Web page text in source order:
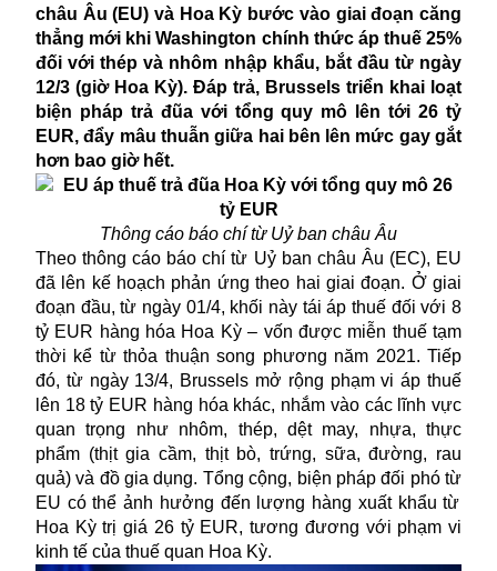
châu Âu (EU) và Hoa Kỳ bước vào giai đoạn căng
thẳng mới khi Washington chính thức áp thuế 25%
đối với thép và nhôm nhập khẩu, bắt đầu từ ngày
12/3 (giờ Hoa Kỳ). Đáp trả, Brussels triển khai loạt
biện pháp trả đũa với tổng quy mô lên tới 26 tỷ
EUR, đẩy mâu thuẫn giữa hai bên lên mức gay gắt
hơn bao giờ hết.
Thông cáo báo chí từ Uỷ ban châu Âu
Theo thông cáo báo chí từ Uỷ ban châu Âu (EC), EU
đã lên kế hoạch phản ứng theo hai giai đoạn. Ở giai
đoạn đầu, từ ngày 01/4, khối này tái áp thuế đối với 8
tỷ EUR hàng hóa Hoa Kỳ – vốn được miễn thuế tạm
thời kể từ thỏa thuận song phương năm 2021. Tiếp
đó, từ ngày 13/4, Brussels mở rộng phạm vi áp thuế
lên 18 tỷ EUR hàng hóa khác, nhắm vào các lĩnh vực
quan trọng như nhôm, thép, dệt may, nhựa, thực
phẩm (thịt gia cầm, thịt bò, trứng, sữa, đường, rau
quả) và đồ gia dụng. Tổng cộng, biện pháp đối phó từ
EU có thể ảnh hưởng đến lượng hàng xuất khẩu từ
Hoa Kỳ trị giá 26 tỷ EUR, tương đương với phạm vi
kinh tế của thuế quan Hoa Kỳ.